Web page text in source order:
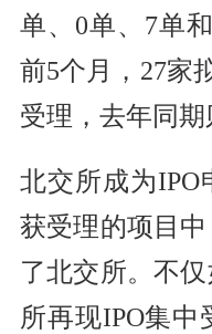
单、0单、7单
前5个月，27家
受理，去年同期
北交所成为IPO
获受理的项目
了北交所。不
所再现IPO集中